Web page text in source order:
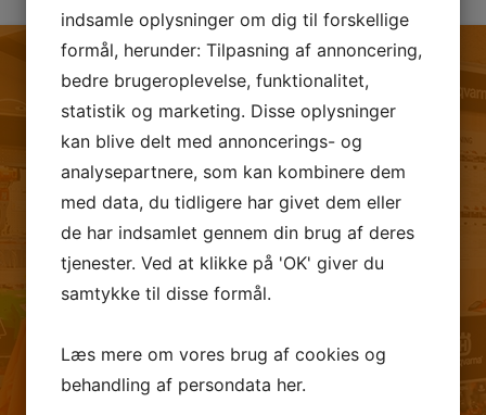
FØLG OS PÅ FACEBOOK
indsamle oplysninger om dig til forskellige
formål, herunder: Tilpasning af annoncering,
bedre brugeroplevelse, funktionalitet,
statistik og marketing. Disse oplysninger
kan blive delt med annoncerings- og
analysepartnere, som kan kombinere dem
med data, du tidligere har givet dem eller
de har indsamlet gennem din brug af deres
tjenester. Ved at klikke på 'OK' giver du
samtykke til disse formål.
Læs mere om vores brug af cookies og
behandling af persondata her.